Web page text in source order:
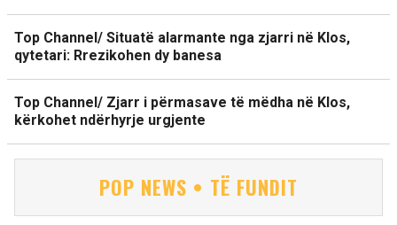
Top Channel/ Situatë alarmante nga zjarri në Klos,
qytetari: Rrezikohen dy banesa
Top Channel/ Zjarr i përmasave të mëdha në Klos,
kërkohet ndërhyrje urgjente
POP NEWS • TË FUNDIT